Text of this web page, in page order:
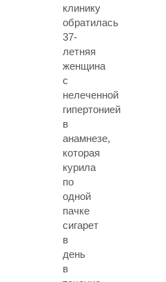
клинику
обратилась
37-
летняя
женщина
с
нелеченной
гипертонией
в
анамнезе,
которая
курила
по
одной
пачке
сигарет
в
день
в